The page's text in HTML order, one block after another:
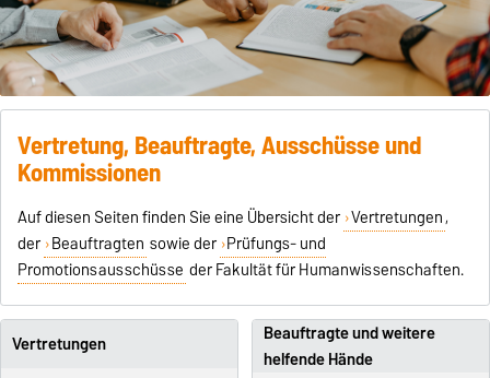
Vertretung, Beauftragte, Ausschüsse und
Kommissionen
Auf diesen Seiten finden Sie eine Übersicht der Vertretungen,
der Beauftragten sowie der Prüfungs- und
Promotionsausschüsse der Fakultät für Humanwissenschaften.
Vertretungen
Beauftragte und weitere
helfende Hände